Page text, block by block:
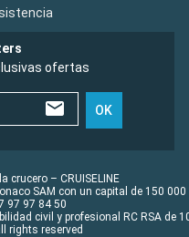
ofertas
OK
crucero – CRUISELINE
SAM con un capital de 150 000
97 97 84 50
civil y profesional RC RSA de
rights reserved